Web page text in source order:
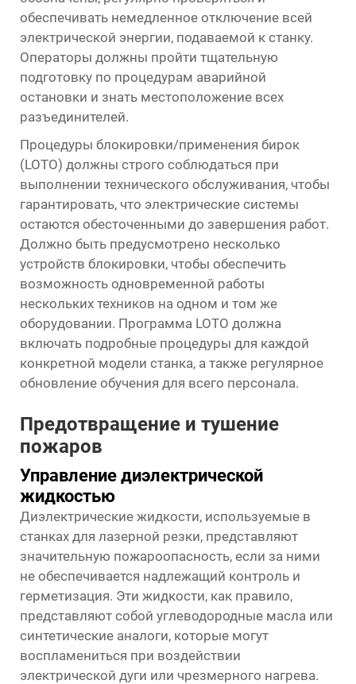
обеспечивать немедленное отключение всей
электрической энергии, подаваемой к станку.
Операторы должны пройти тщательную
подготовку по процедурам аварийной
остановки и знать местоположение всех
разъединителей.
Процедуры блокировки/применения бирок
(LOTO) должны строго соблюдаться при
выполнении технического обслуживания, чтобы
гарантировать, что электрические системы
остаются обесточенными до завершения работ.
Должно быть предусмотрено несколько
устройств блокировки, чтобы обеспечить
возможность одновременной работы
нескольких техников на одном и том же
оборудовании. Программа LOTO должна
включать подробные процедуры для каждой
конкретной модели станка, а также регулярное
обновление обучения для всего персонала.
Предотвращение и тушение
пожаров
Управление диэлектрической
жидкостью
Диэлектрические жидкости, используемые в
станках для лазерной резки, представляют
значительную пожароопасность, если за ними
не обеспечивается надлежащий контроль и
герметизация. Эти жидкости, как правило,
представляют собой углеводородные масла или
синтетические аналоги, которые могут
воспламениться при воздействии
электрической дуги или чрезмерного нагрева.